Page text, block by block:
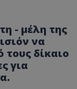
- μέλη της
να
δίκαιο
για